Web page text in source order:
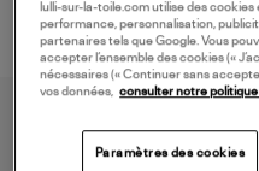
lulli-sur-la-toile.com utilise des
performance, personnalisation,
partenaires tels que Google. Vous
accepter l’ensemble des cookies («
nécessaires (« Continuer sans
vos données, consulter notre
Paramètres des cookies